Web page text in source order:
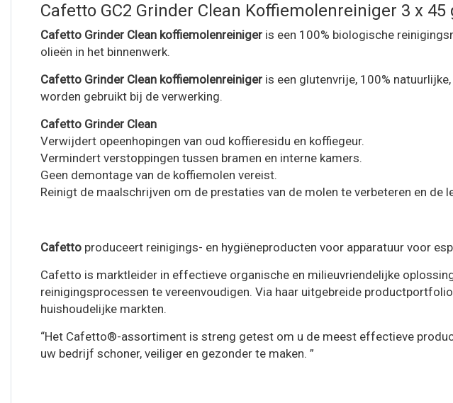
Cafetto GC2 Grinder Clean Koffiemolenreiniger 3 x 45
Cafetto Grinder Clean koffiemolenreiniger is een 100% biologische
olieën in het binnenwerk.
Cafetto Grinder Clean koffiemolenreiniger is een glutenvrije, 100%
worden gebruikt bij de verwerking.
Cafetto Grinder Clean
Verwijdert opeenhopingen van oud koffieresidu en koffiegeur.
Vermindert verstoppingen tussen bramen en interne kamers.
Geen demontage van de koffiemolen vereist.
Reinigt de maalschrijven om de prestaties van de molen te verbeteren en de
Cafetto produceert reinigings- en hygiëneproducten voor apparatuur voor
Cafetto is marktleider in effectieve organische en milieuvriendelijke
reinigingsprocessen te vereenvoudigen. Via haar uitgebreide
huishoudelijke markten.
“Het Cafetto®-assortiment is streng getest om u de meest effectieve
uw bedrijf schoner, veiliger en gezonder te maken. ”